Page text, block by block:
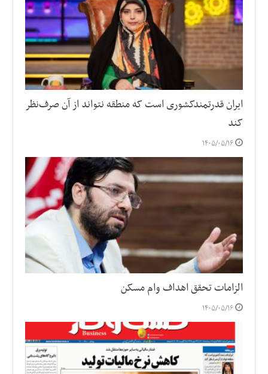
ایران قدرتمندکشوری است که منطقه نتواند از آن صرف‌نظر
کند
۱۴۰۵/۰۵/۱۶
الزامات تحقق اهداف وام مسکن
۱۴۰۵/۰۵/۱۶